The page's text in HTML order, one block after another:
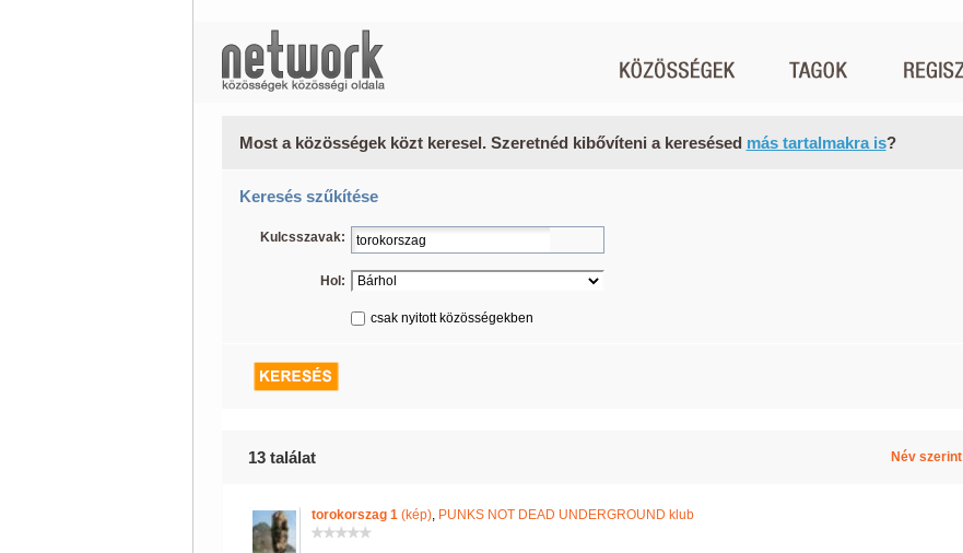
Most a közösségek közt keresel. Szeretnéd kibővíteni a keresésed más tartalmakra is?
Keresés szűkítése
Kulcsszavak:
Hol:
csak nyitott közösségekben
13 találat Név szerint
torokorszag 1(kép), PUNKS NOT DEAD UNDERGROUND klub